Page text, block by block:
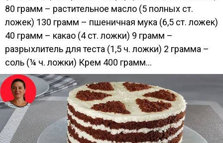
80 грамм – растительное масло (5 полных ст.
ложек) 130 грамм – пшеничная мука (6,5 ст. ложек)
40 грамм – какао (4 ст. ложки) 9 грамм –
разрыхлитель для теста (1,5 ч. ложки) 2 грамма –
соль (¼ ч. ложки) Крем 400 грамм...